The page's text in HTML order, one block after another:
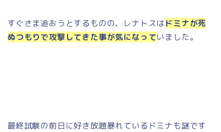
すぐさま追おうとするものの、レナトスはドミナが死
ぬつもりで攻撃してきた事が気になっていました。
最終試験の前日に好き放題暴れているドミナも謎です